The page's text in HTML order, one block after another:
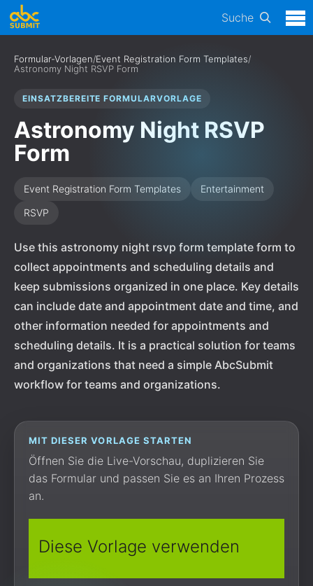
Suche
Formular-Vorlagen/Event Registration Form Templates/
Astronomy Night RSVP Form
EINSATZBEREITE FORMULARVORLAGE
Astronomy Night RSVP
Form
Event Registration Form Templates
Entertainment
RSVP
Use this astronomy night rsvp form template form to
collect appointments and scheduling details and
keep submissions organized in one place. Key details
can include date and appointment date and time, and
other information needed for appointments and
scheduling details. It is a practical solution for teams
and organizations that need a simple AbcSubmit
workflow for teams and organizations.
MIT DIESER VORLAGE STARTEN
Öffnen Sie die Live-Vorschau, duplizieren Sie
das Formular und passen Sie es an Ihren Prozess
an.
Diese Vorlage verwenden